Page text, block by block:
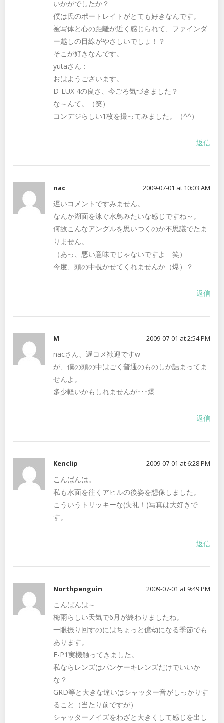
いかがでしたか？
僕は氏のポートレイトがとても好きなんです。
被写体と心の距離が近く感じられて、ファインダ
ー越しの目線がやさしいでしょ！？
そこが好きなんです。
yutaさん：
おはようございます。
D-LUX 4の良さ、今ごろ気づきました？
な～んて。（笑）
コンデジらしい1枚を撮ってみました。（^^）
返信
nac 2009-07-01 at 10:03 AM
遅いコメントですみません。
なんか湖面を泳ぐ水鳥みたいな感じですね～。
何故こんなアングルを思いつくのか不思議でたま
りません。
（あっ、悪い意味でじゃないですよ 笑）
今度、頭の中覗かせてくれませんか（爆）？
返信
M 2009-07-01 at 2:54 PM
nacさん、遅コメ歓迎ですw
が、僕の頭の中はごく普通のものしか詰まってま
せんよ。
多少軽いかもしれませんが･･･爆
返信
Kenclip 2009-07-01 at 6:28 PM
こんばんは。
私も水面を往くアヒルの後姿を想像しました。
こういうトリッキーな(失礼！)写真は大好きで
す。
返信
Northpenguin 2009-07-01 at 9:49 PM
こんばんは～
梅雨らしい天気で6月が終わりましたね。
一眼振り回すのにはちょっと億劫になる季節でも
あります。
E-P1実機触ってきました。
私ならレンズはパンケーキレンズだけでいいか
な？
GRD等と大きな違いはシャッター音がしっかりす
ること（当たり前ですが）
シャッターノイズをわざと大きくして感じを出し